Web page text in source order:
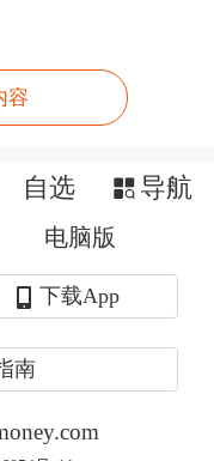
行规模不足
以上、不足
售比例有必要
比例统一提高
到50%比例
上市条件要
要求，在此基
列入限售股范
容
自选 导航
电脑版
下载App
南